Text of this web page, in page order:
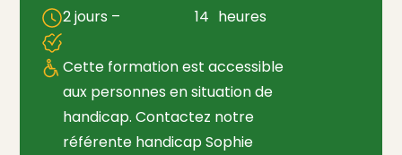
2 jours – 14 heures
Cette formation est accessible
aux personnes en situation de
handicap. Contactez notre
référente handicap Sophie